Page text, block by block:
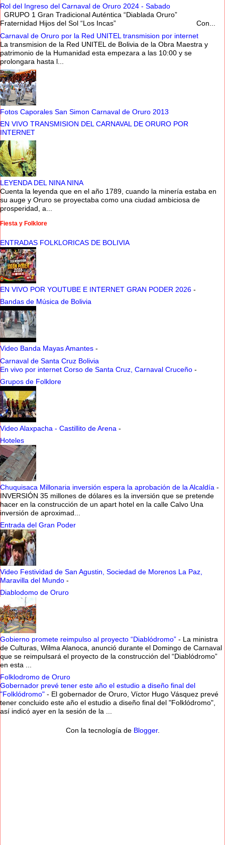
Rol del Ingreso del Carnaval de Oruro 2024 - Sabado
GRUPO 1 Gran Tradicional Auténtica “Diablada Oruro”
Fraternidad Hijos del Sol “Los Incas” Con...
Carnaval de Oruro por la Red UNITEL transmision por internet
La transmision de la Red UNITEL de Bolivia de la Obra Maestra y
patrimonio de la Humanidad esta empezara a las 10:00 y se
prolongara hasta l...
Fotos Caporales San Simon Carnaval de Oruro 2013
EN VIVO TRANSMISION DEL CARNAVAL DE ORURO POR
INTERNET
LEYENDA DEL NINA NINA
Cuenta la leyenda que en el año 1789, cuando la minería estaba en
su auge y Oruro se proyectaba como una ciudad ambiciosa de
prosperidad, a...
Fiesta y Folklore
ENTRADAS FOLKLORICAS DE BOLIVIA
EN VIVO POR YOUTUBE E INTERNET GRAN PODER 2026 -
Bandas de Música de Bolivia
Video Banda Mayas Amantes -
Carnaval de Santa Cruz Bolivia
En vivo por internet Corso de Santa Cruz, Carnaval Cruceño -
Grupos de Folklore
Video Alaxpacha - Castillito de Arena -
Hoteles
Chuquisaca Millonaria inversión espera la aprobación de la Alcaldía -
INVERSIÓN 35 millones de dólares es la inversión que se pretende
hacer en la construcción de un apart hotel en la calle Calvo Una
inversión de aproximad...
Entrada del Gran Poder
Video Festividad de San Agustin, Sociedad de Morenos La Paz,
Maravilla del Mundo -
Diablodomo de Oruro
Gobierno promete reimpulso al proyecto “Diablódromo” - La ministra
de Culturas, Wilma Alanoca, anunció durante el Domingo de Carnaval
que se reimpulsará el proyecto de la construcción del “Diablódromo”
en esta ...
Folklodromo de Oruro
Gobernador prevé tener este año el estudio a diseño final del
"Folklódromo" - El gobernador de Oruro, Víctor Hugo Vásquez prevé
tener concluido este año el estudio a diseño final del "Folklódromo",
así indicó ayer en la sesión de la ...
Con la tecnología de Blogger.